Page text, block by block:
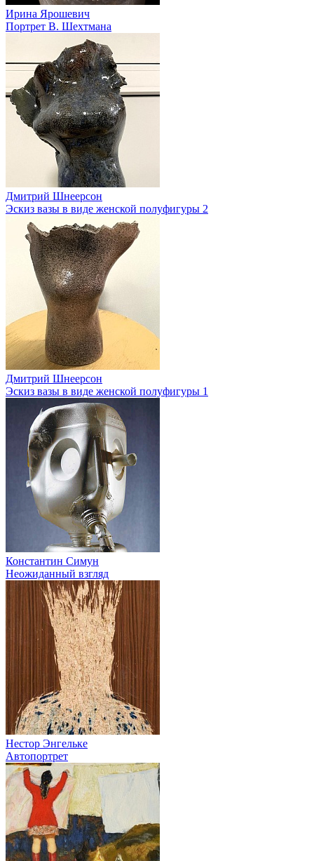
Ирина Ярошевич
Портрет В. Шехтмана
Дмитрий Шнеерсон
Эскиз вазы в виде женской полуфигуры 2
Дмитрий Шнеерсон
Эскиз вазы в виде женской полуфигуры 1
Константин Симун
Неожиданный взгляд
Нестор Энгельке
Автопортрет